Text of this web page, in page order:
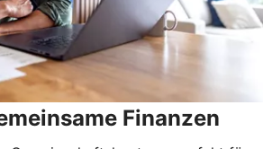
Finanzen